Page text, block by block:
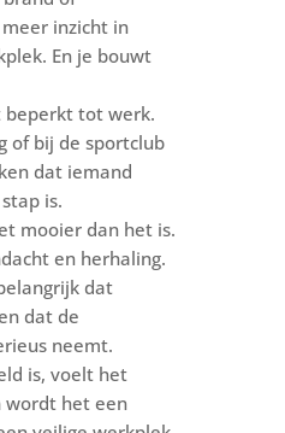
inzicht in
En je bouwt
beperkt tot werk.
of bij de sportclub
dat iemand
is.
mooier dan het is.
en herhaling.
dat
dat de
neemt.
is, voelt het
wordt het een